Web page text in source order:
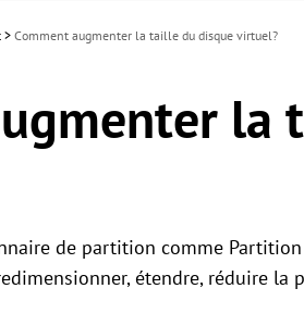
> Comment augmenter la taille du disque virtuel?
la
de partition comme
étendre, réduire la